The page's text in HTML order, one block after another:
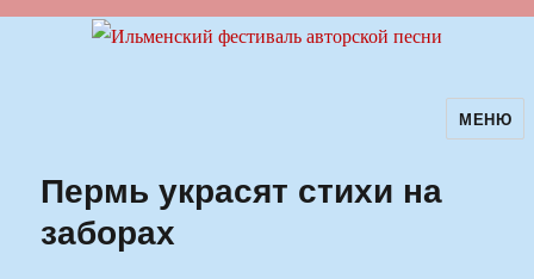
Ильменский фестиваль авторскойМЕНЮ
Пермь украсят стихи на
заборах